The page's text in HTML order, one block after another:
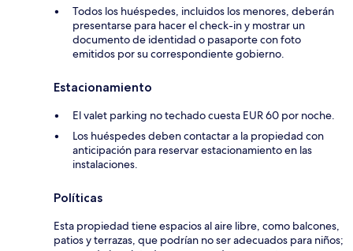
Todos los huéspedes, incluidos los menores, deberán
presentarse para hacer el check-in y mostrar un
documento de identidad o pasaporte con foto
emitidos por su correspondiente gobierno.
Estacionamiento
El valet parking no techado cuesta EUR 60 por noche.
Los huéspedes deben contactar a la propiedad con
anticipación para reservar estacionamiento en las
instalaciones.
Políticas
Esta propiedad tiene espacios al aire libre, como balcones,
patios y terrazas, que podrían no ser adecuados para niños;